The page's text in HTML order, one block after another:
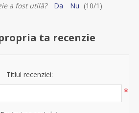
a fost utilă?
Da Nu (10/1 )
ta recenzie
Titlul recenziei:
*